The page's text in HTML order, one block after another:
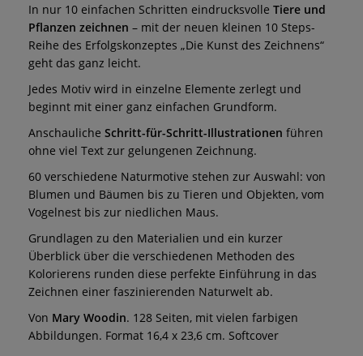
In nur 10 einfachen Schritten eindrucksvolle Tiere und
Pflanzen zeichnen – mit der neuen kleinen 10 Steps-
Reihe des Erfolgskonzeptes „Die Kunst des Zeichnens“
geht das ganz leicht.
Jedes Motiv wird in einzelne Elemente zerlegt und
beginnt mit einer ganz einfachen Grundform.
Anschauliche Schritt-für-Schritt-Illustrationen führen
ohne viel Text zur gelungenen Zeichnung.
60 verschiedene Naturmotive stehen zur Auswahl: von
Blumen und Bäumen bis zu Tieren und Objekten, vom
Vogelnest bis zur niedlichen Maus.
Grundlagen zu den Materialien und ein kurzer
Überblick über die verschiedenen Methoden des
Kolorierens runden diese perfekte Einführung in das
Zeichnen einer faszinierenden Naturwelt ab.
Von Mary Woodin. 128 Seiten, mit vielen farbigen
Abbildungen. Format 16,4 x 23,6 cm. Softcover